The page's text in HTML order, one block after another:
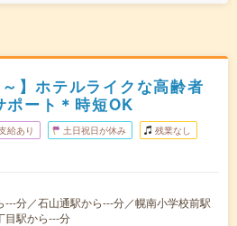
】ホテルライクな高齢者
ポート＊時短OK
給あり 土日祝日が休み 残業なし
---分／石山通駅から---分／幌南小学校前駅
目駅から---分